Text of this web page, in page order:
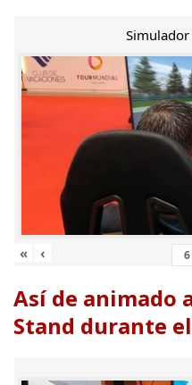
« ‹
Así de animado
Stand durante